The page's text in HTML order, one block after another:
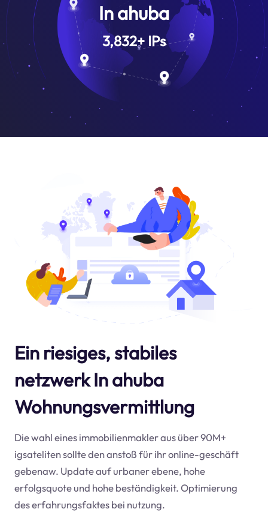
In ahuba
3,832+ IPs
Ein riesiges, stabiles
netzwerk In ahuba
Wohnungsvermittlung
Die wahl eines immobilienmakler aus über 90M+
igsateliten sollte den anstoß für ihr online-geschäft
gebenaw. Update auf urbaner ebene, hohe
erfolgsquote und hohe beständigkeit. Optimierung
des erfahrungsfaktes bei nutzung.